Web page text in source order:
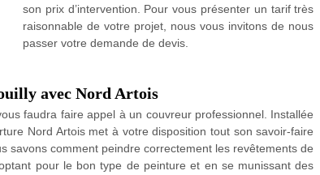
son prix d’intervention. Pour vous présenter un tarif très
raisonnable de votre projet, nous vous invitons de nous
passer votre demande de devis.
avec Nord Artois
faudra faire appel à un couvreur professionnel. Installée
Nord Artois met à votre disposition tout son savoir-faire
savons comment peindre correctement les revêtements de
pour le bon type de peinture et en se munissant des